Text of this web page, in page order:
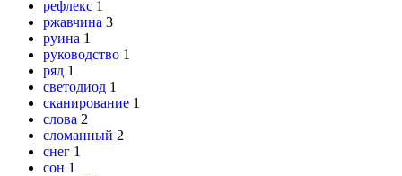
рефлекс 1
ржавчина 3
руина 1
руководство 1
ряд 1
светодиод 1
сканирование 1
слова 2
сломанный 2
снег 1
сон 1